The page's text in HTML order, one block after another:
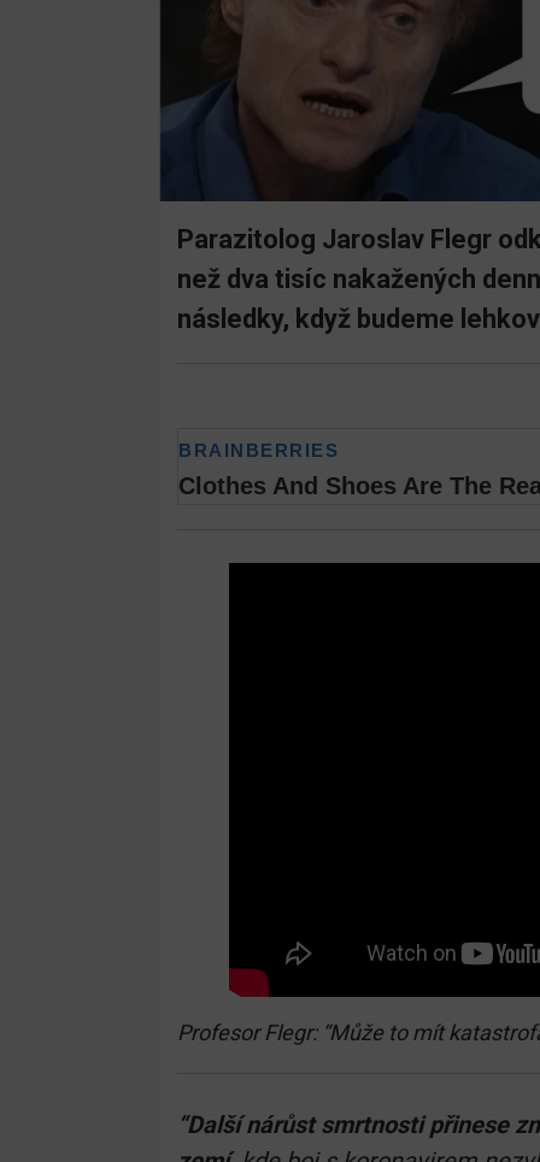
Parazitolog Jaroslav Flegr
než dva tisíc nakažených
následky, když budeme
Profesor Flegr: “Může to mít
“Další nárůst smrtnosti přinese